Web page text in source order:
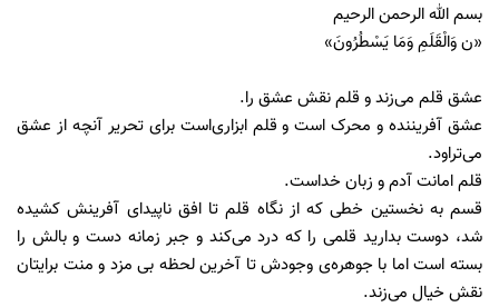
بسم الله الرحمن الرحیم
«ن وَالْقَلَمِ وَمَا يَسْطُرُونَ»
عشق قلم می‌زند و قلم نقش عشق را.
عشق آفریننده و محرک است و قلم ابزاری‌است برای تحریر آنچه از عشق
می‌تراود.
قلم امانت آدم و زبان خداست.
قسم به نخستین خطی که از نگاه قلم تا افق ناپیدای آفرینش کشیده
شد، دوست بدارید قلمی را که درد می‌کند و جبر زمانه دست و بالش را
بسته است اما با جوهره‌ی وجودش تا آخرین لحظه بی مزد و منت برایتان
نقش خیال می‌زند.